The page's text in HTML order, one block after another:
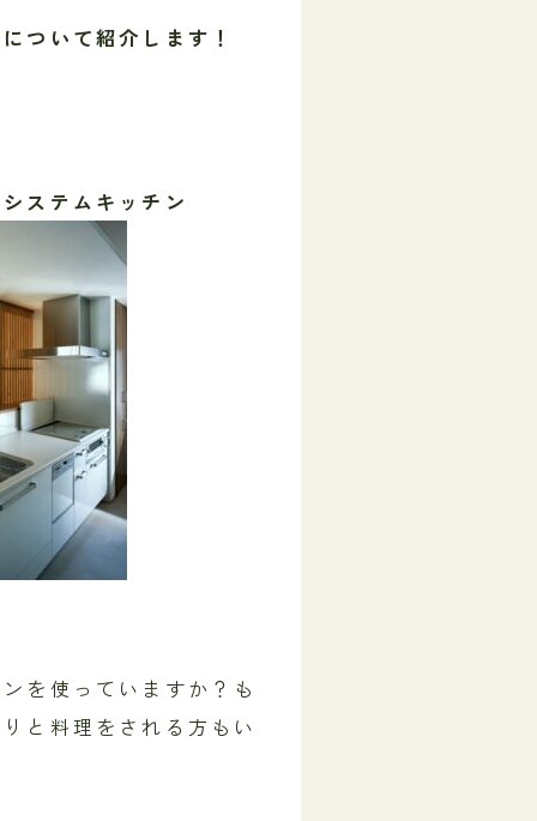
ついて紹介します！
ステムキッチン
を使っていますか？も
と料理をされる方もい